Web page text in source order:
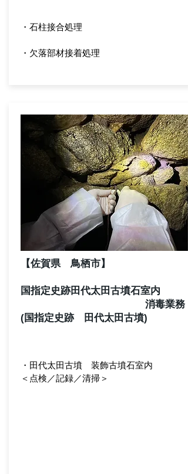
・石柱接合処理
・欠落部材接着処理
​【佐賀県 鳥栖市】
​国指定史跡田代太田古墳石室内
消毒業務
​(国指定史跡 田代太田古墳)
・田代太田古墳 装飾古墳石室内
＜点検／記録／清掃＞